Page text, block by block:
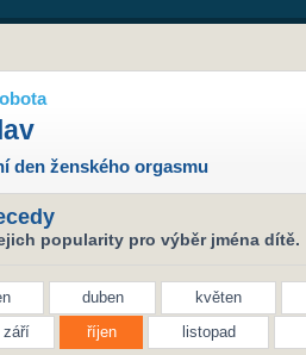
den ženského orgasmu
popularity pro výběr jména dítě.
duben květen
září říjen listopad